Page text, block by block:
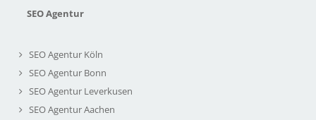
SEO Agentur
SEO Agentur Köln
SEO Agentur Bonn
SEO Agentur Leverkusen
SEO Agentur Aachen